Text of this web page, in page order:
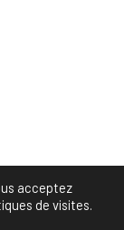
acceptez
de visites.